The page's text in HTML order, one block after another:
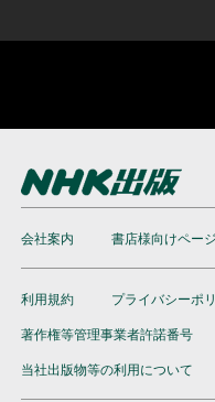
会社案内 書店様向けページ
利用規約 プライバシーポ
著作権等管理事業者許諾番号
当社出版物等の利用について